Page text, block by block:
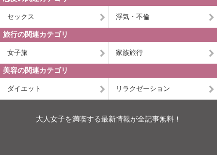
セックス 浮気・不倫
旅行の関連カテゴリ
女子旅 家族旅行
美容の関連カテゴリ
ダイエット リラクゼーション
大人女子を満喫する最新情報が全記事無料！